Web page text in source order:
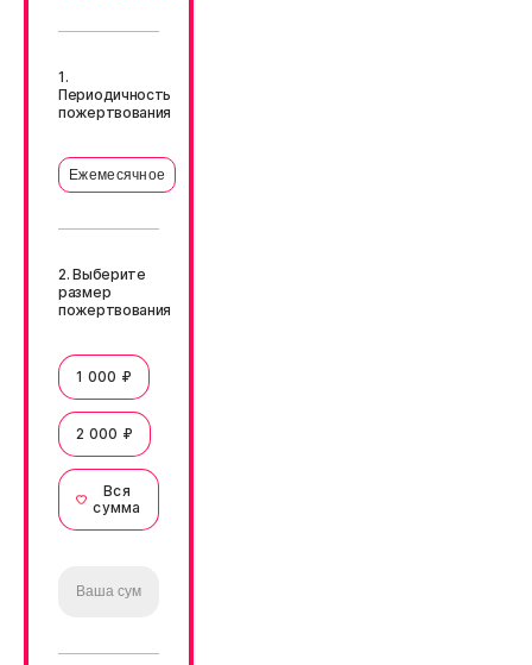
1.
Периодичность
пожертвования
Ежемесячное
2. Выберите
размер
пожертвования
1 000 ₽
2 000 ₽
Вся
сумма